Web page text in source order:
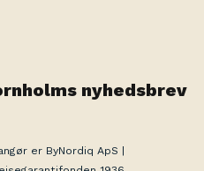
nyhedsbrev
er ByNordiq ApS |